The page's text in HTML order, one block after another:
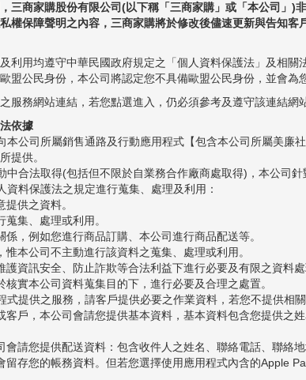
，三商家購股份有限公司(以下稱「三商家購」或「本公司」
權保障聲明之內容，三商家購將於修改後儘速更新與告知客戶
利用均遵守中華民國政府規定之「個人資料保護法」及相
盟公民身份，本公司將認定您不具備歐盟公民身份，並會為
服務網站連結，若您點選進入，仍必須參考及遵守該連結網
依據
本公司所屬銷售通路及行動應用程式【包含本公司所屬美廉
提供。
中合法取得(包括但不限於自業務合作廠商處取得)，本公司
料保護法之規定進行蒐集、處理及利用：
供之資料。
集、處理或利用。
，例如您進行商品訂購、本公司進行商品配送等。
本公司不主動進行該資料之蒐集、處理或利用。
資訊安全、防止詐欺等合法利益下進行必要及有限之資料處
實本公司資料蒐集目的下，進行必要及合理之處置。
式提供之服務，請客戶提供必要之作業資料，若您不提供相
客戶，本公司會請您提供基本資料，基本資料包含您提供
請您提供配送資料：包含收件人之姓名、聯絡電話、聯絡地
留存您的帳務資料。但若您選擇使用應用程式內含的Apple